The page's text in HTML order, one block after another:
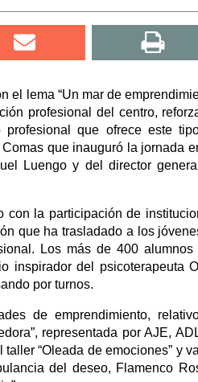
el lema “Un mar de
profesional del centro,
profesional que ofrece este
que inauguró la jornada
Luengo y del director
con la participación de
que ha trasladado a los
Los más de 400 alumnos
inspirador del psicoterapeuta
por turnos.
de emprendimiento,
representada por AJE,
“Oleada de emociones” y
del deseo, Flamenco